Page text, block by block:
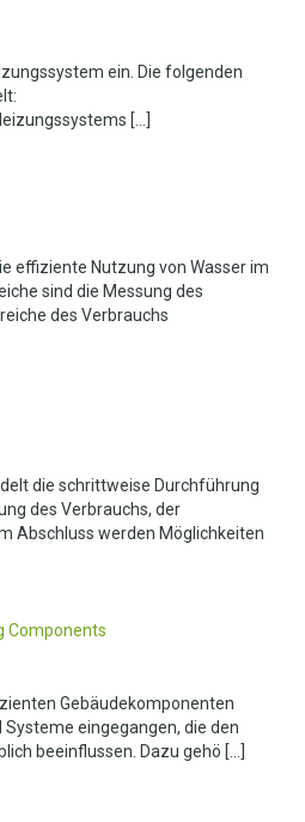
ein. Die folgenden
[...]
effiziente Nutzung von Wasser im
sind die Messung des
des Verbrauchs
die schrittweise Durchführung
des Verbrauchs, der
Abschluss werden Möglichkeiten
Gebäudekomponenten
eingegangen, die den
beeinflussen. Dazu gehö [...]